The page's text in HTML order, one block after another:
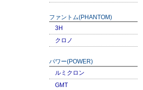
ファントム(PHANTOM)
3H
クロノ
パワー(POWER)
ルミクロン
GMT